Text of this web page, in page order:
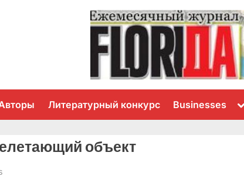
Литературный конкурс Businesses
объект